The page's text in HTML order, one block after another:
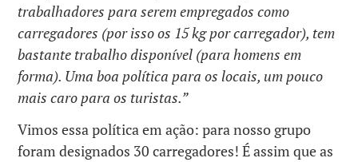
trabalhadores para serem empregados como
carregadores (por isso os 15 kg por carregador), tem
bastante trabalho disponível (para homens em
forma). Uma boa política para os locais, um pouco
mais caro para os turistas.”
Vimos essa política em ação: para nosso grupo
foram designados 30 carregadores! É assim que as